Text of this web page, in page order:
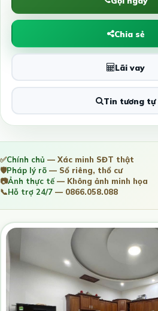
Chia sẻ
Lãi vay
Tin tương tự
✅Chính chủ — Xác minh SĐT thật
🛡️Pháp lý rõ — Sổ riêng, thổ cư
📷Ảnh thực tế— Không ảnh minh họa
📞Hỗ trợ 24/7 — 0866.058.088